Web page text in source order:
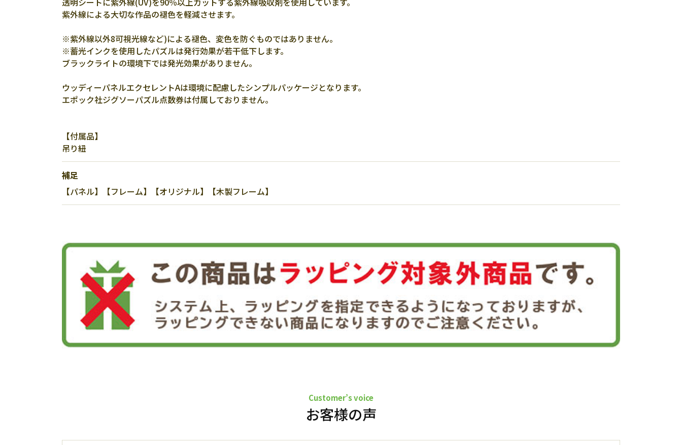
紫外線による大切な作品の褪色を軽減させます。
※紫外線以外8可視光線など)による褪色、変色を防ぐものではありません。
※蓄光インクを使用したパズルは発行効果が若干低下します。
ブラックライトの環境下では発光効果がありません。
ウッディーパネルエクセレントAは環境に配慮したシンプルパッケージとなります。
エポック社ジグソーパズル点数券は付属しておりません。
【付属品】
吊り紐
補足
【パネル】【フレーム】【オリジナル】【木製フレーム】
Customer’s voice
お客様の声